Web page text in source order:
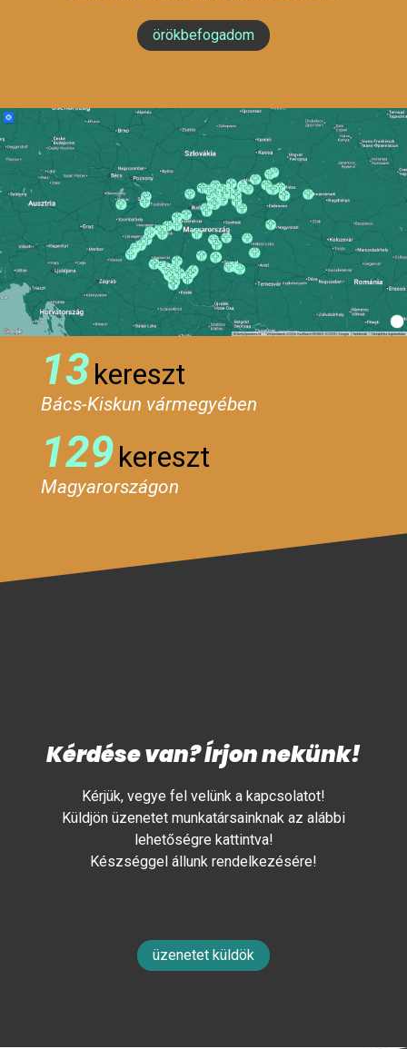
örökbefogadom
13kereszt
Bács-Kiskun vármegyében
129kereszt
Magyarországon
Kérdése van? Írjon nekünk!
Kérjük, vegye fel velünk a kapcsolatot!
Küldjön üzenetet munkatársainknak az alábbi
lehetőségre kattintva!
Készséggel állunk rendelkezésére!
üzenetet küldök